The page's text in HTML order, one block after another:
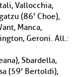
Vallocchia,
(86' Choe),
Manca,
Geroni. All.:
Sbardella,
(59' Bertoldi),